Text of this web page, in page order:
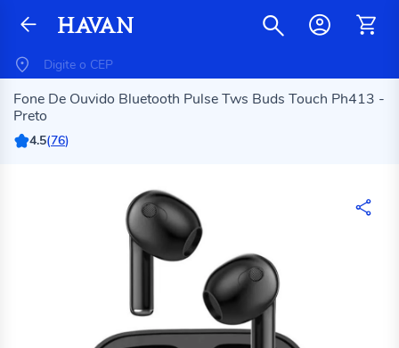
Fone De Ouvido Bluetooth Pulse Tws Buds Touch Ph413 -
Preto
4.5(76)